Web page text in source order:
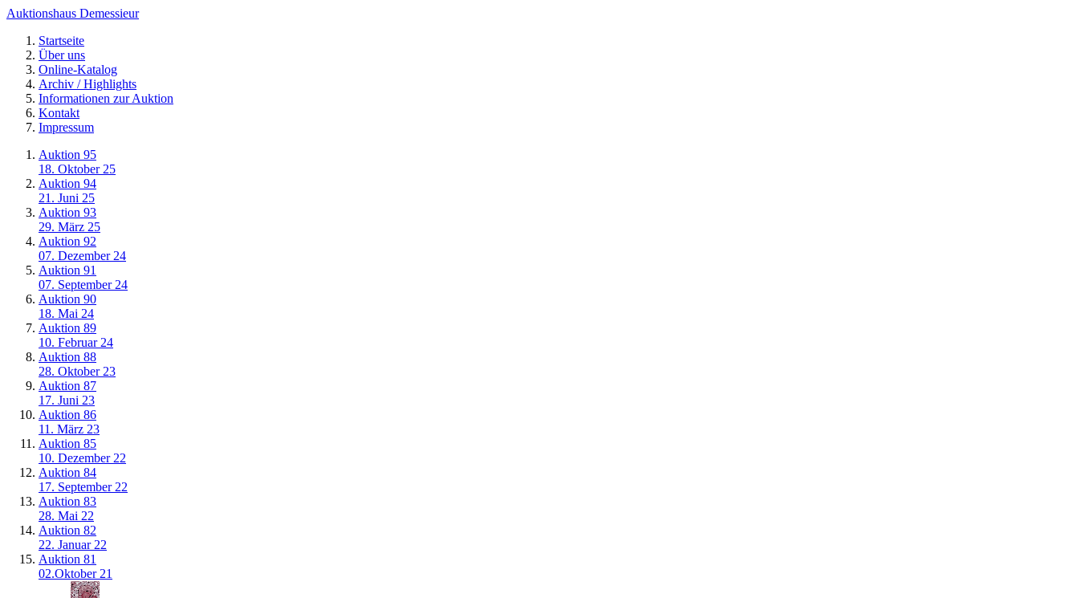
Auktionshaus Demessieur
Startseite
Über uns
Online-Katalog
Archiv / Highlights
Informationen zur Auktion
Kontakt
Impressum
Auktion 95
18. Oktober 25
Auktion 94
21. Juni 25
Auktion 93
29. März 25
Auktion 92
07. Dezember 24
Auktion 91
07. September 24
Auktion 90
18. Mai 24
Auktion 89
10. Februar 24
Auktion 88
28. Oktober 23
Auktion 87
17. Juni 23
Auktion 86
11. März 23
Auktion 85
10. Dezember 22
Auktion 84
17. September 22
Auktion 83
28. Mai 22
Auktion 82
22. Januar 22
Auktion 81
02.Oktober 21